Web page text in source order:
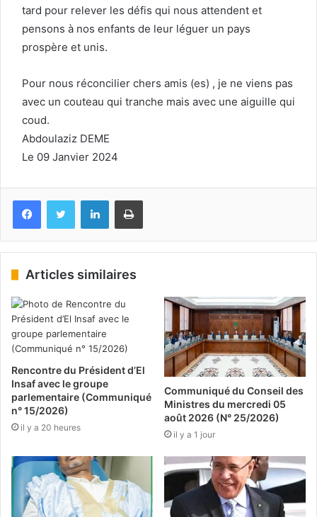
tard pour relever les défis qui nous attendent et
pensons à nos enfants de leur léguer un pays
prospère et unis.
Pour nous réconcilier chers amis (es) , je ne viens pas
avec un couteau qui tranche mais avec une aiguille qui
coud.
Abdoulaziz DEME
Le 09 Janvier 2024
FacebookTwitter LinkedinImprimer
Articles similaires
Rencontre du Président d’El
Insaf avec le groupe
parlementaire (Communiqué
n° 15/2026)
il y a 20 heures
Communiqué du Conseil des
Ministres du mercredi 05
août 2026 (N° 25/2026)
il y a 1 jour